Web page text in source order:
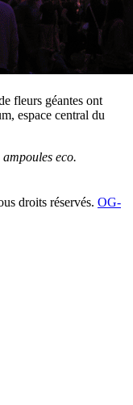
fleurs géantes ont
espace central du
eco.
droits réservés. OG-